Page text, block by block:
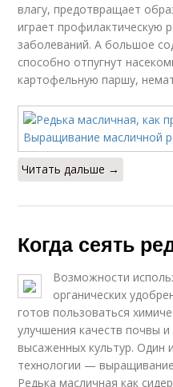
влагу, предотвращает
играет профилактическую
заболеваний. А большое
способно отпугнут
картофельную паршу,
Читать дальше →
Когда сеять
Возможности
органических
готов пользоваться
улучшения качеств почвы
высаженных культур. Один
технологии —
Редька масличная как